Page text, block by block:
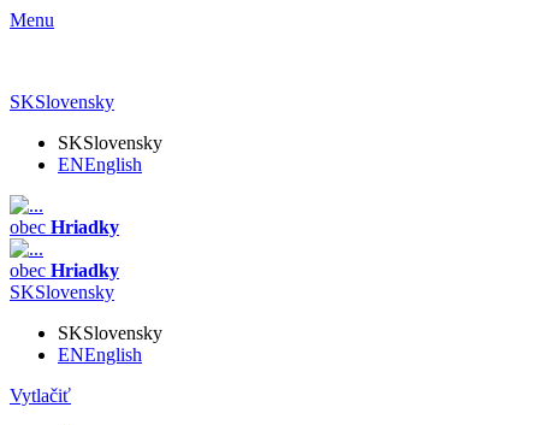
Menu
SKSlovensky
SKSlovensky
ENEnglish
obec Hriadky
obec Hriadky
SKSlovensky
SKSlovensky
ENEnglish
Vytlačiť